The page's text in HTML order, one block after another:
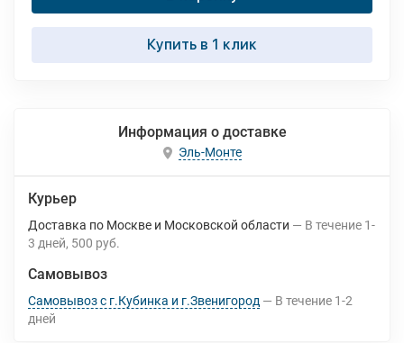
Купить в 1 клик
Информация о доставке
Эль-Монте
Курьер
Доставка по Москве и Московской области В течение 1-
3 дней 500 руб.
Самовывоз
Самовывоз с г.Кубинка и г.Звенигород В течение 1-2
дней